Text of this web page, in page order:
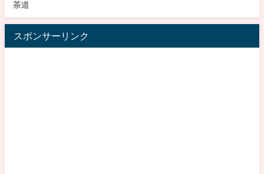
茶道
スポンサーリンク